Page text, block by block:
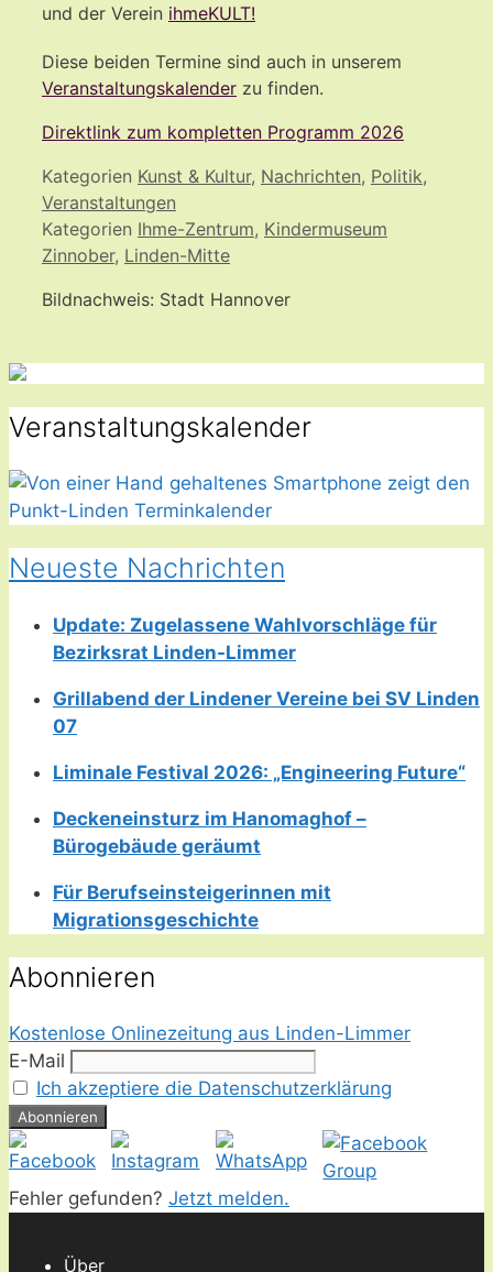
und der Verein ihmeKULT!
Diese beiden Termine sind auch in unserem
Veranstaltungskalender zu finden.
Direktlink zum kompletten Programm 2026
Kategorien Kunst & Kultur, Nachrichten, Politik,
Veranstaltungen
Kategorien Ihme-Zentrum, Kindermuseum
Zinnober, Linden-Mitte
Bildnachweis: Stadt Hannover
Veranstaltungskalender
Neueste Nachrichten
Update: Zugelassene Wahlvorschläge für
Bezirksrat Linden-Limmer
Grillabend der Lindener Vereine bei SV Linden
07
Liminale Festival 2026: „Engineering Future“
Deckeneinsturz im Hanomaghof –
Bürogebäude geräumt
Für Berufseinsteigerinnen mit
Migrationsgeschichte
Abonnieren
Kostenlose Onlinezeitung aus Linden-Limmer
E-Mail
Ich akzeptiere die Datenschutzerklärung
Fehler gefunden? Jetzt melden.
Über